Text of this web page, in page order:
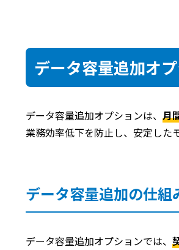
データ容量追加オ
データ容量追加オプションは、 月
業務効率低下を防止し、安定した
データ容量追加の仕組
データ容量追加オプションでは、